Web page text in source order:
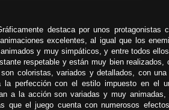
destaca por unos protagonistas
excelentes, al igual que los
y muy simpáticos, y entre todos
respetable y están muy bien realizados,
coloristas, variados y detallados, con una
perfección con el estilo impuesto en el
a la acción son variadas y muy
que el juego cuenta con numerosos